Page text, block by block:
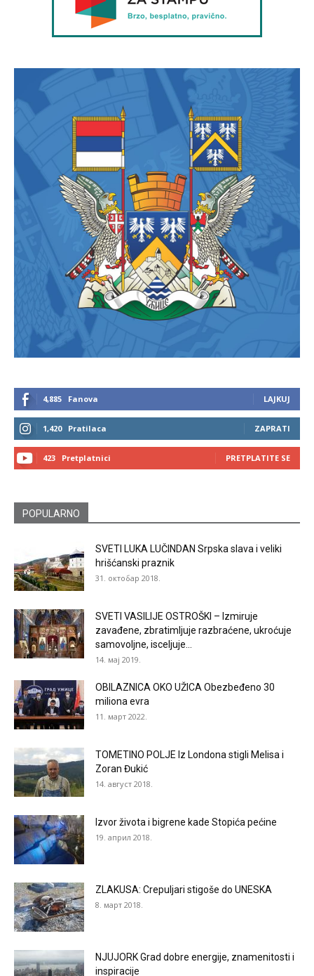
4,885 Fanova LAJKUJ
1,420 Pratilaca ZAPRATI
423 Pretplatnici PRETPLATITE SE
POPULARNO
SVETI LUKA LUČINDAN Srpska slava i veliki
hrišćanski praznik
31. октобар 2018.
SVETI VASILIJE OSTROŠKI – Izmiruje
zavađene, zbratimljuje razbraćene, ukroćuje
samovoljne, isceljuje...
14. мај 2019.
OBILAZNICA OKO UŽICA Obezbeđeno 30
miliona evra
11. март 2022.
TOMETINO POLJE Iz Londona stigli Melisa i
Zoran Đukić
14. август 2018.
Izvor života i bigrene kade Stopića pećine
19. април 2018.
ZLAKUSA: Crepuljari stigoše do UNESKA
8. март 2018.
NJUJORK Grad dobre energije, znamenitosti i
inspiracije